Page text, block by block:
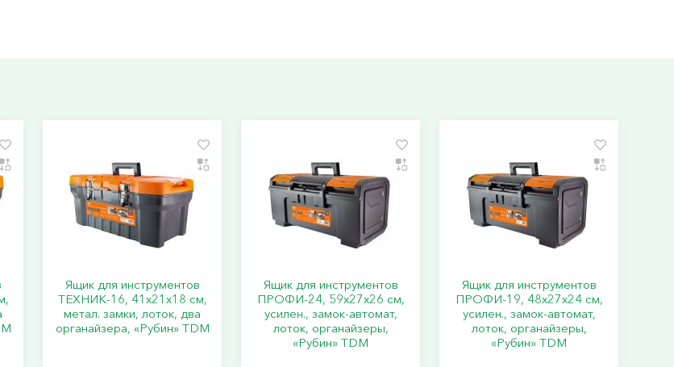
Ящик для инструментов
ТЕХНИК-16, 41х21х18 см,
метал. замки, лоток, два
органайзера, «Рубин» TDM
Ящик для инструментов
ПРОФИ-24, 59х27х26 см,
усилен., замок-автомат,
лоток, органайзеры,
«Рубин» TDM
Ящик для инструментов
ПРОФИ-19, 48х27х24 см,
усилен., замок-автомат,
лоток, органайзеры,
«Рубин» TDM